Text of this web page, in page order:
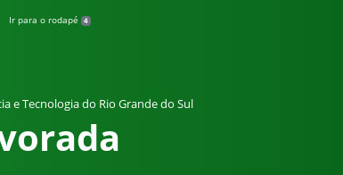
Ir para o rodapé 4
e Tecnologia do Rio Grande do Sul